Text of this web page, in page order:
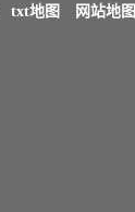
txt地图 网站地图